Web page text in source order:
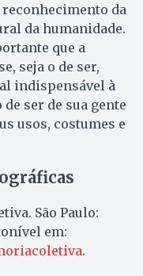
da
da humanidade.
que a
seja o de ser,
indispensável à
ser de sua gente
usos, costumes e
São Paulo:
em:
.